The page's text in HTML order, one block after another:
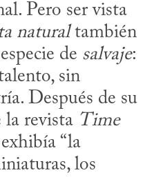
Pero ser vista
natural también
de salvaje:
sin
Después de su
la revista Time
“la
los